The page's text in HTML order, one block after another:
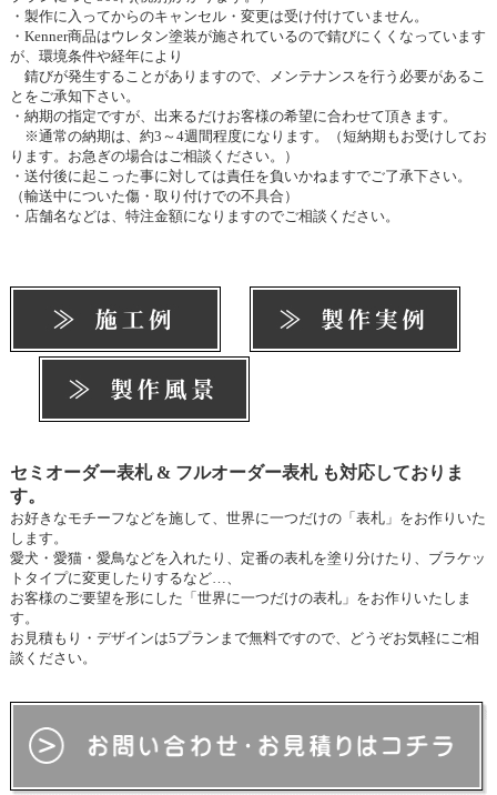
・製作に入ってからのキャンセル・変更は受け付けていません。
・Kenner商品はウレタン塗装が施されているので錆びにくくなっています
が、環境条件や経年により
錆びが発生することがありますので、メンテナンスを行う必要があるこ
とをご承知下さい。
・納期の指定ですが、出来るだけお客様の希望に合わせて頂きます。
※通常の納期は、約3～4週間程度になります。（短納期もお受けしてお
ります。お急ぎの場合はご相談ください。）
・送付後に起こった事に対しては責任を負いかねますでご了承下さい。
（輸送中についた傷・取り付けでの不具合）
・店舗名などは、特注金額になりますのでご相談ください。
セミオーダー表札 & フルオーダー表札 も対応しておりま
す。
お好きなモチーフなどを施して、世界に一つだけの「表札」をお作りいた
します。
愛犬・愛猫・愛鳥などを入れたり、定番の表札を塗り分けたり、ブラケッ
トタイプに変更したりするなど…、
お客様のご要望を形にした「世界に一つだけの表札」をお作りいたしま
す。
お見積もり・デザインは5プランまで無料ですので、どうぞお気軽にご相
談ください。